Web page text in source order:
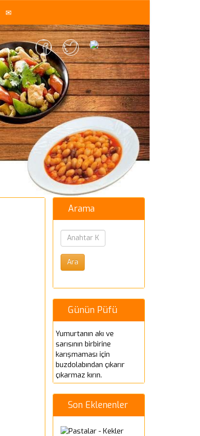
Arama
Günün Püfü
Yumurtanın akı ve
sarısının birbirine
karışmaması için
buzdolabından çıkarır
çıkarmaz kırın.
Son Eklenenler